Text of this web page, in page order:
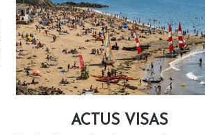
ACTUS VISAS